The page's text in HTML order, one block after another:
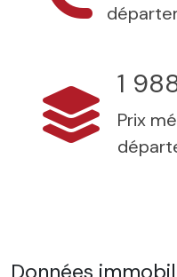
1
Prix
Données